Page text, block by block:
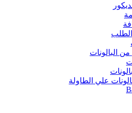
البالونات
علي الطاولة